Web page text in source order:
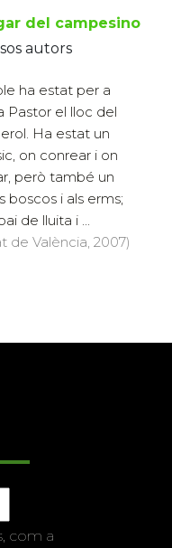
del campesino
autors
ha estat per a
Pastor el lloc del
Ha estat un
on conrear i on
però també un
boscos i als erms;
de lluita i ...
de València, 2007)
com a